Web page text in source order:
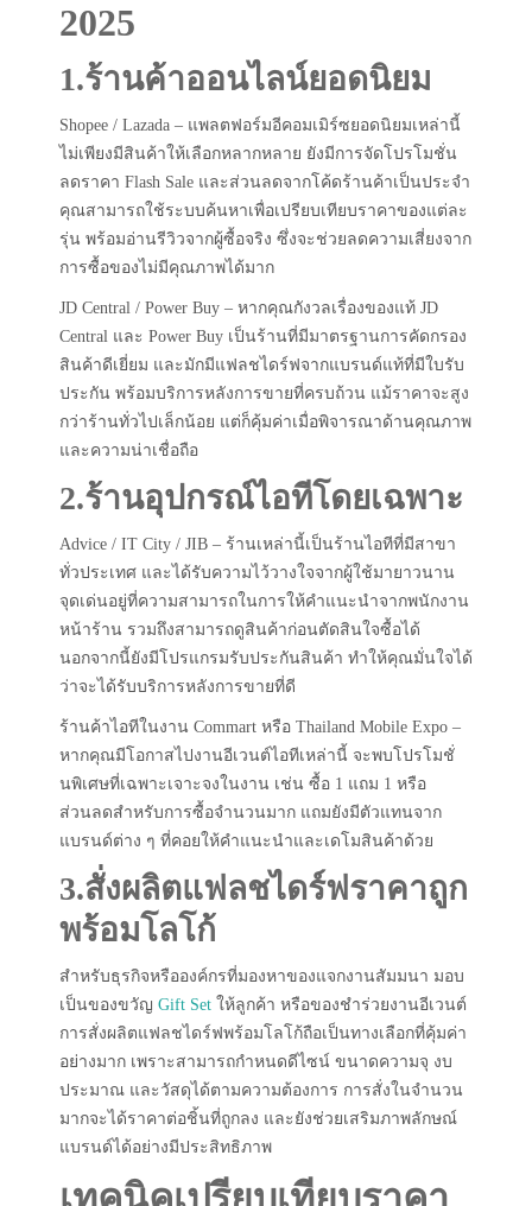
2025
1.ร้านค้าออนไลน์ยอดนิยม
Shopee / Lazada – แพลตฟอร์มอีคอมเมิร์ซยอดนิยมเหล่านี้
ไม่เพียงมีสินค้าให้เลือกหลากหลาย ยังมีการจัดโปรโมชั่น
ลดราคา Flash Sale และส่วนลดจากโค้ดร้านค้าเป็นประจำ
คุณสามารถใช้ระบบค้นหาเพื่อเปรียบเทียบราคาของแต่ละ
รุ่น พร้อมอ่านรีวิวจากผู้ซื้อจริง ซึ่งจะช่วยลดความเสี่ยงจาก
การซื้อของไม่มีคุณภาพได้มาก
JD Central / Power Buy – หากคุณกังวลเรื่องของแท้ JD
Central และ Power Buy เป็นร้านที่มีมาตรฐานการคัดกรอง
สินค้าดีเยี่ยม และมักมีแฟลชไดร์ฟจากแบรนด์แท้ที่มีใบรับ
ประกัน พร้อมบริการหลังการขายที่ครบถ้วน แม้ราคาจะสูง
กว่าร้านทั่วไปเล็กน้อย แต่ก็คุ้มค่าเมื่อพิจารณาด้านคุณภาพ
และความน่าเชื่อถือ
2.ร้านอุปกรณ์ไอทีโดยเฉพาะ
Advice / IT City / JIB – ร้านเหล่านี้เป็นร้านไอทีที่มีสาขา
ทั่วประเทศ และได้รับความไว้วางใจจากผู้ใช้มายาวนาน
จุดเด่นอยู่ที่ความสามารถในการให้คำแนะนำจากพนักงาน
หน้าร้าน รวมถึงสามารถดูสินค้าก่อนตัดสินใจซื้อได้
นอกจากนี้ยังมีโปรแกรมรับประกันสินค้า ทำให้คุณมั่นใจได้
ว่าจะได้รับบริการหลังการขายที่ดี
ร้านค้าไอทีในงาน Commart หรือ Thailand Mobile Expo –
หากคุณมีโอกาสไปงานอีเวนต์ไอทีเหล่านี้ จะพบโปรโมชั่
นพิเศษที่เฉพาะเจาะจงในงาน เช่น ซื้อ 1 แถม 1 หรือ
ส่วนลดสำหรับการซื้อจำนวนมาก แถมยังมีตัวแทนจาก
แบรนด์ต่าง ๆ ที่คอยให้คำแนะนำและเดโมสินค้าด้วย
3.สั่งผลิตแฟลชไดร์ฟราคาถูก
พร้อมโลโก้
สำหรับธุรกิจหรือองค์กรที่มองหาของแจกงานสัมมนา มอบ
เป็นของขวัญ Gift Set ให้ลูกค้า หรือของชำร่วยงานอีเวนต์
การสั่งผลิตแฟลชไดร์ฟพร้อมโลโก้ถือเป็นทางเลือกที่คุ้มค่า
อย่างมาก เพราะสามารถกำหนดดีไซน์ ขนาดความจุ งบ
ประมาณ และวัสดุได้ตามความต้องการ การสั่งในจำนวน
มากจะได้ราคาต่อชิ้นที่ถูกลง และยังช่วยเสริมภาพลักษณ์
แบรนด์ได้อย่างมีประสิทธิภาพ